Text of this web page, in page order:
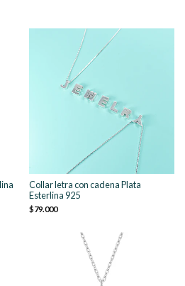
Collar letra con cadena Plata
Esterlina 925
$79.000